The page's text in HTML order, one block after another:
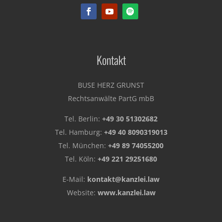
Kontakt
BUSE HERZ GRUNST
Rechtsanwälte PartG mbB
Tel. Berlin: +49 30 51302682
Tel. Hamburg: +49 40 8090319013
Tel. München: +49 89 74055200
Tel. Köln: +49 221 29251680
E-Mail: kontakt@kanzlei.law
Website: www.kanzlei.law